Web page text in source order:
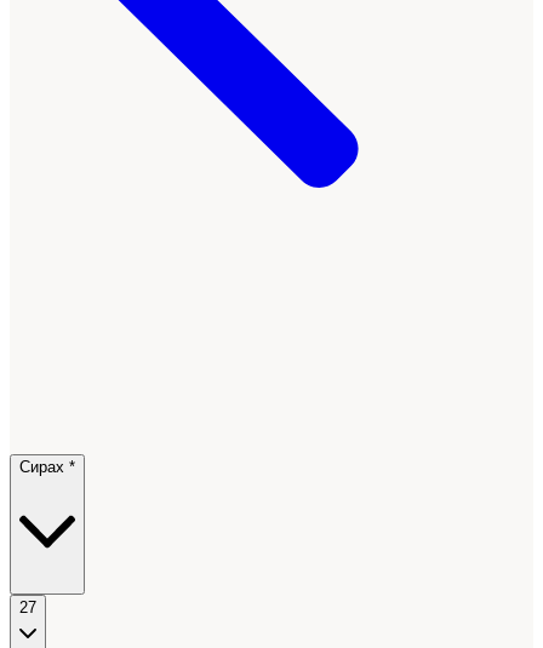
Сирах *
27